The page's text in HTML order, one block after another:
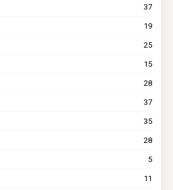
37
19
25
15
28
37
35
28
5
11